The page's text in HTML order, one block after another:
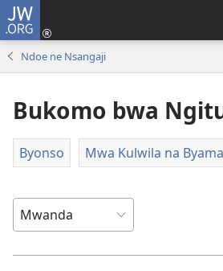
JW.ORG
Ndoe ne Nsangaji
Bukomo bwa
Byonso Mwa Kulwila na